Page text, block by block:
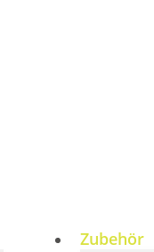
Zubehör